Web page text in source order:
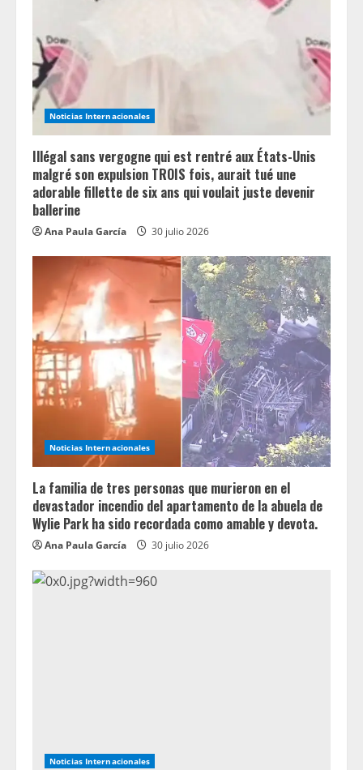
a
d
i
n
g
Noticias Internacionales
Illégal sans vergogne qui est rentré aux États-Unis
malgré son expulsion TROIS fois, aurait tué une
adorable fillette de six ans qui voulait juste devenir
ballerine
Ana Paula García 30 julio 2026
Noticias Internacionales
La familia de tres personas que murieron en el
devastador incendio del apartamento de la abuela de
Wylie Park ha sido recordada como amable y devota.
Ana Paula García 30 julio 2026
Noticias Internacionales